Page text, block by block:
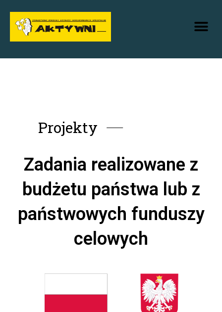
content
Projekty
Zadania realizowane z
budżetu państwa lub z
państwowych funduszy
celowych